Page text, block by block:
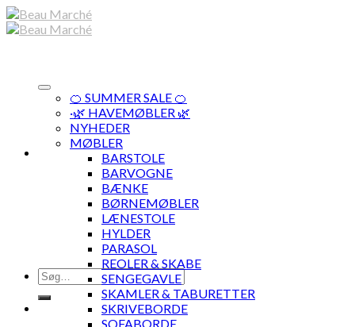
Skip
to
Søg
efter:
🍊 SUMMER SALE 🍊
·🌿 HAVEMØBLER 🌿
NYHEDER
MØBLER
BARSTOLE
BARVOGNE
BÆNKE
BØRNEMØBLER
LÆNESTOLE
HYLDER
PARASOL
REOLER & SKABE
SENGEGAVLE
SKAMLER & TABURETTER
SKRIVEBORDE
SOFABORDE